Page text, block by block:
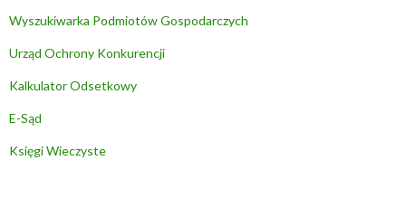
Wyszukiwarka Podmiotów Gospodarczych
Urząd Ochrony Konkurencji
Kalkulator Odsetkowy
E-Sąd
Księgi Wieczyste